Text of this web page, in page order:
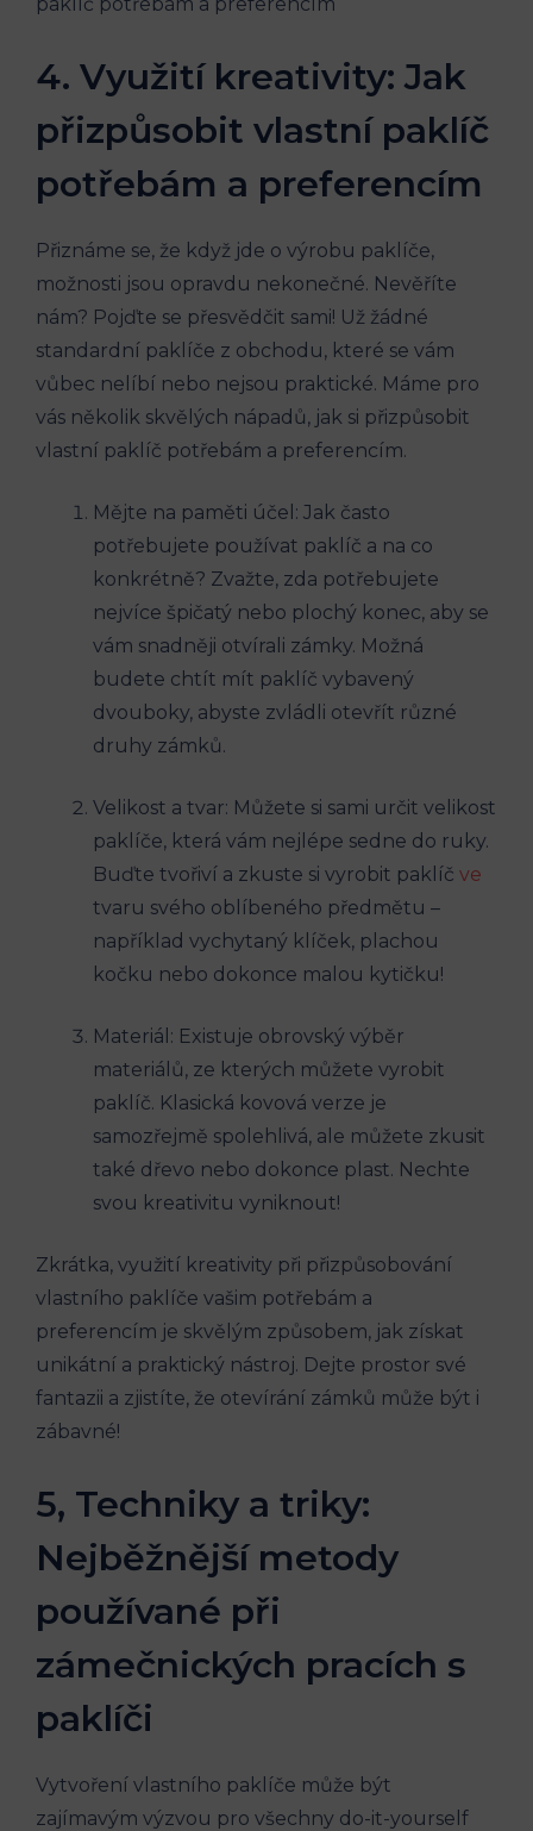
4. Využití kreativity: Jak
přizpůsobit vlastní paklíč
potřebám a preferencím
Přiznáme se, že když jde o výrobu paklíče,
možnosti jsou opravdu nekonečné. Nevěříte
nám? Pojďte se přesvědčit sami! Už žádné
standardní paklíče z obchodu, které se vám
vůbec nelíbí nebo nejsou praktické. Máme pro
vás několik skvělých nápadů, jak si přizpůsobit
vlastní paklíč potřebám a preferencím.
Mějte na paměti účel: Jak často
potřebujete používat paklíč a na co
konkrétně? Zvažte, zda potřebujete
nejvíce špičatý nebo plochý konec, aby se
vám snadněji otvírali zámky. Možná
budete chtít mít paklíč vybavený
dvouboky, abyste zvládli otevřít různé
druhy zámků.
Velikost a tvar: Můžete si sami určit velikost
paklíče, která vám nejlépe sedne do ruky.
Buďte tvořiví a zkuste si vyrobit paklíč ve
tvaru svého oblíbeného předmětu –
například vychytaný klíček, plachou
kočku nebo dokonce malou kytičku!
Materiál: Existuje obrovský výběr
materiálů, ze kterých můžete vyrobit
paklíč. Klasická kovová verze je
samozřejmě spolehlivá, ale můžete zkusit
také dřevo nebo dokonce plast. Nechte
svou kreativitu vyniknout!
Zkrátka, využití kreativity při přizpůsobování
vlastního paklíče vašim potřebám a
preferencím je skvělým způsobem, jak získat
unikátní a praktický nástroj. Dejte prostor své
fantazii a zjistíte, že otevírání zámků může být i
zábavné!
5, Techniky a triky:
Nejběžnější metody
používané při
zámečnických pracích s
paklíči
Vytvoření vlastního paklíče může být
zajímavým výzvou pro všechny do-it-yourself